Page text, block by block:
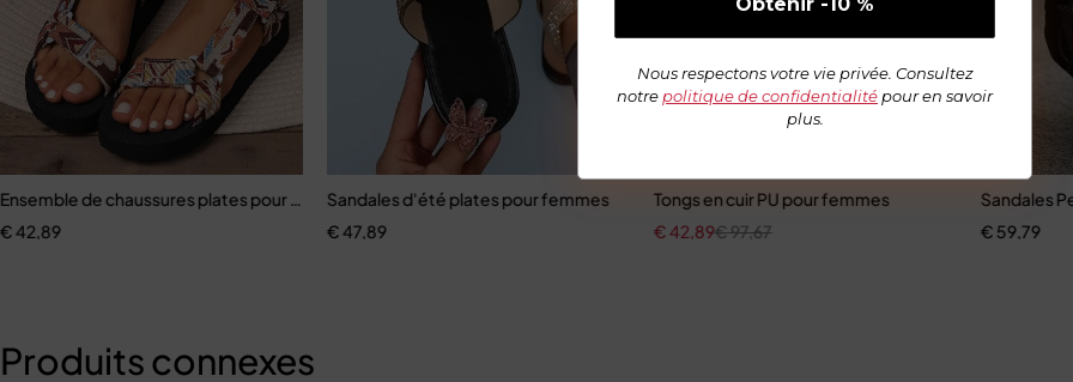
Nous respectons votre vie privée. Consultez
notre politique de confidentialité pour en savoir
plus.
Ensemble de chaussures plates pour femmes
€42,89
Sandales d'été plates pour femmes
€47,89
Tongs en cuir PU pour femmes
€97,67
€42,89
Sandales
€ 59,79
Produits connexes